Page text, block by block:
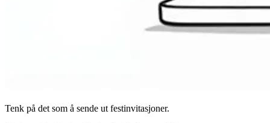
Tenk på det som å sende ut festinvitasjoner.